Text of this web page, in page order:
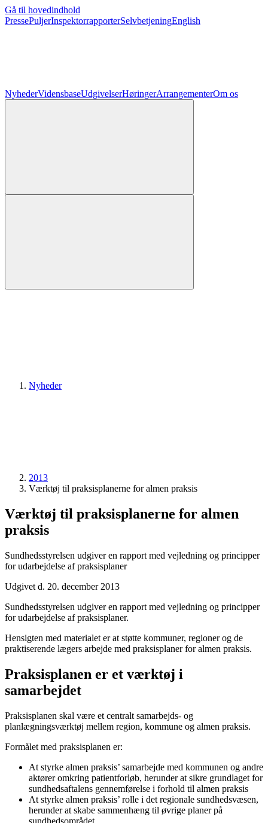
Gå til hovedindhold
PressePuljerInspektorrapporterSelvbetjeningEnglish
NyhederVidensbaseUdgivelserHøringerArrangementerOm os
Nyheder
2013
Værktøj til praksisplanerne for almen praksis
Værktøj til praksisplanerne for almen
praksis
Sundhedsstyrelsen udgiver en rapport med vejledning og principper
for udarbejdelse af praksisplaner
Udgivet d. 20. december 2013
Sundhedsstyrelsen udgiver en rapport med vejledning og principper
for udarbejdelse af praksisplaner.
Hensigten med materialet er at støtte kommuner, regioner og de
praktiserende lægers arbejde med praksisplaner for almen praksis.
Praksisplanen er et værktøj i
samarbejdet
Praksisplanen skal være et centralt samarbejds- og
planlægningsværktøj mellem region, kommune og almen praksis.
Formålet med praksisplanen er:
At styrke almen praksis’ samarbejde med kommunen og andre
aktører omkring patientforløb, herunder at sikre grundlaget for
sundhedsaftalens gennemførelse i forhold til almen praksis
At styrke almen praksis’ rolle i det regionale sundhedsvæsen,
herunder at skabe sammenhæng til øvrige planer på
sundhedsområdet